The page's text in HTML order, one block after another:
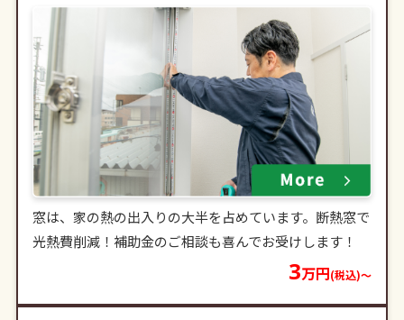
窓は、家の熱の出入りの大半を占めています。断熱窓で
光熱費削減！補助金のご相談も喜んでお受けします！
3万円(税込)〜